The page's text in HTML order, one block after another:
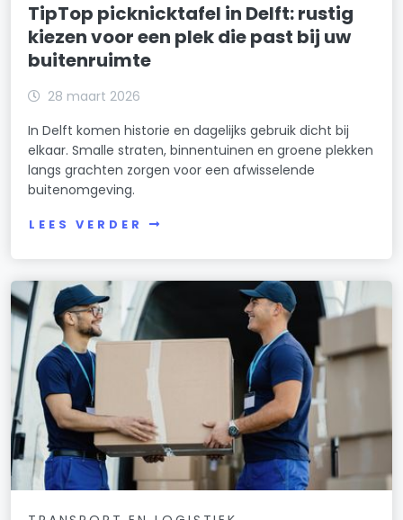
TipTop picknicktafel in Delft: rustig
kiezen voor een plek die past bij uw
buitenruimte
28 maart 2026
In Delft komen historie en dagelijks gebruik dicht bij
elkaar. Smalle straten, binnentuinen en groene plekken
langs grachten zorgen voor een afwisselende
buitenomgeving.
LEES VERDER